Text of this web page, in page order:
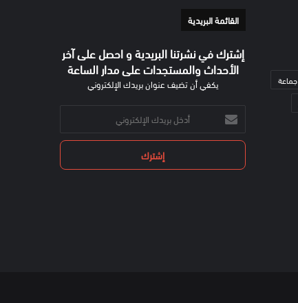
جماعة
القائمة البريدية
إشترك في نشرتنا البريدية و احصل على آخر
الأحداث والمستجدات على مدار الساعة
يكفي أن تضيف عنوان بريدك الإلكتروني
أدخل
بريدك
الإلكتروني